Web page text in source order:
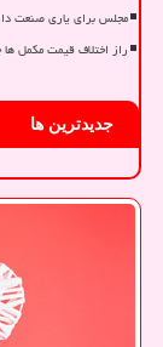
مجلس برای یاری صنعت
راز اختلاف قیمت مکمل
جدیدترین ها